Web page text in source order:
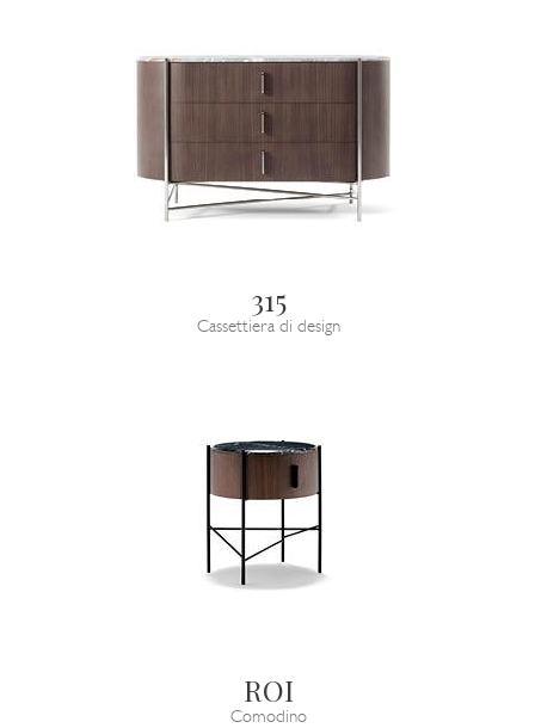
315
Cassettiera di design
ROI
Comodino